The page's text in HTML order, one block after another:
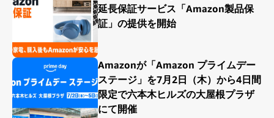
延長保証サービス「Amazon製品保
証」の提供を開始
Amazonが「Amazon プライムデー
ステージ」を7月2日（木）から4日間
限定で六本木ヒルズの大屋根プラザ
にて開催